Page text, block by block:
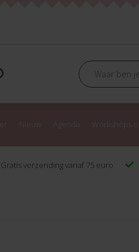
Gratis verzending vanaf 75 euro